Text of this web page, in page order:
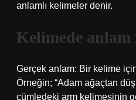
anlamlı kelimeler denir.
Kelimede
Gerçek anlam: Bir kelime
Örneğin; “Adam ağaçtan
cümledeki arm kelimesinin